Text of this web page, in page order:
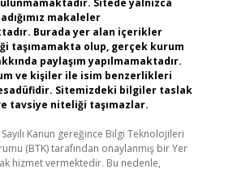
Sitede yalnızca
makaleler
Burada yer alan içerikler
taşımamakta olup, gerçek kurum
paylaşım yapılmamaktadır.
ve kişiler ile isim benzerlikleri
Sitemizdeki bilgiler taslak
tavsiye niteliği taşımazlar.
Kanun gereğince Bilgi Teknolojileri
(BTK) tarafından onaylanmış bir Yer
hizmet vermektedir. Bu nedenle,